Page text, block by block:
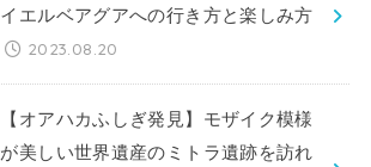
イエルベアグアへの行き方と楽しみ方
2023.08.20
【オアハカふしぎ発見】モザイク模様
が美しい世界遺産のミトラ遺跡を訪れ